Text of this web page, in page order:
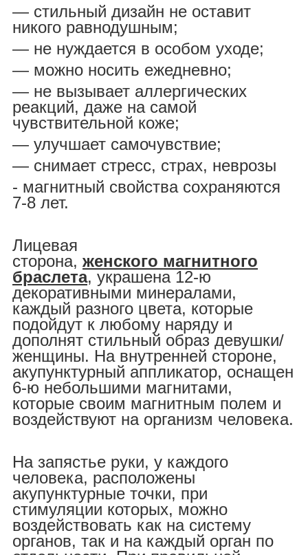
― стильный дизайн не оставит
никого равнодушным;
― не нуждается в особом уходе;
― можно носить ежедневно;
― не вызывает аллергических
реакций, даже на самой
чувствительной коже;
― улучшает самочувствие;
― снимает стресс, страх, неврозы
- магнитный свойства сохраняются
7-8 лет.
Лицевая
сторона, женского магнитного
браслета, украшена 12-ю
декоративными минералами,
каждый разного цвета, которые
подойдут к любому наряду и
дополнят стильный образ девушки/
женщины. На внутренней стороне,
акупунктурный аппликатор, оснащен
6-ю небольшими магнитами,
которые своим магнитным полем и
воздействуют на организм человека.
На запястье руки, у каждого
человека, расположены
акупунктурные точки, при
стимуляции которых, можно
воздействовать как на систему
органов, так и на каждый орган по